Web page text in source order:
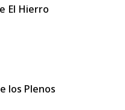
El Hierro
los Plenos